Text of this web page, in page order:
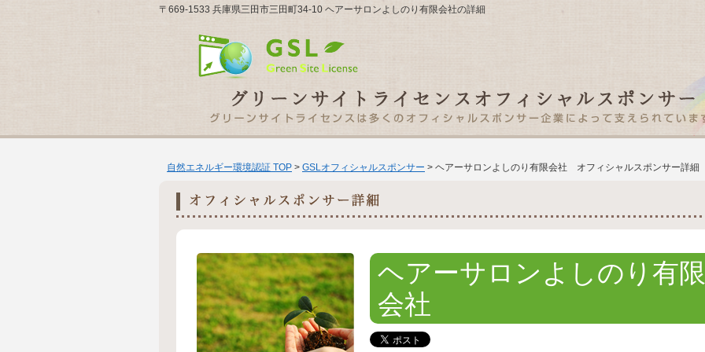
〒669-1533 兵庫県三田市三田町34-10 ヘアーサロンよしのり有限会社の詳細
自然エネルギー環境認証 TOP > GSLオフィシャルスポンサー > ヘアーサロンよしのり有限会社 オフィシャルスポンサー詳細
ヘアーサロンよしのり有限
会社